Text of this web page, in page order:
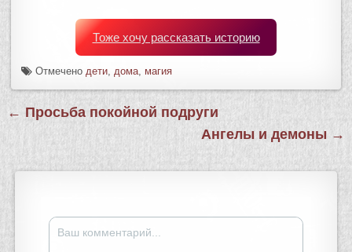
Тоже хочу рассказать историю
Отмеченодети,дома, магия
Навигация
записям
← Просьба покойной подруги
Ангелы и демоны →